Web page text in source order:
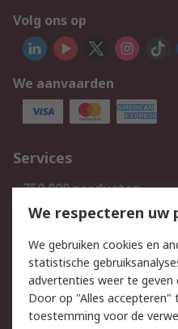
Volg ons op
We aanvaarden
Services
750.000 producten
Bestellen
Track & Trace
Wettelijk
We respecteren uw
We gebruiken cookies en
statistische
advertenties weer te geven
Door op "Alles accepteren"
toestemming voor de